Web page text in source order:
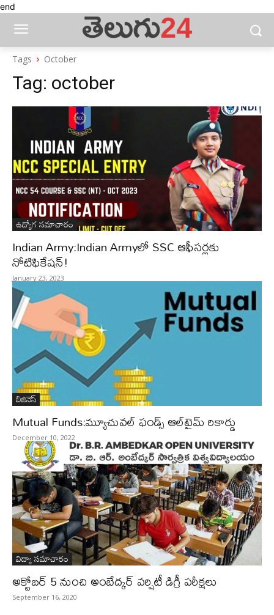
end
Tags October
Tag: october
ఉద్యోగ సమాచారం
Indian Army:Indian Armyలో SSC ఆఫీసర్లకు
నోటిఫికేషన్!
January 23, 2023
బిజినెస్‌
Mutual Funds:మ్యూచువల్ ఫండ్స్ ఆల్‌టైమ్ రికార్డు
December 10, 2022
విద్యా సమాచారం
అక్టోబర్ 5 నుంచి అంబేద్కర్ వర్షిటీ డిగ్రీ పరీక్షలు
September 16, 2020